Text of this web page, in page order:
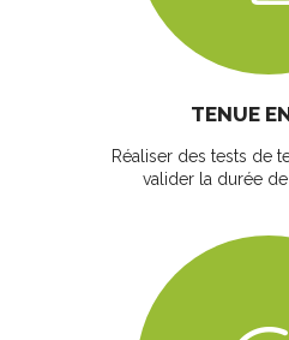
TENUE
Réaliser des tests de
valider la durée